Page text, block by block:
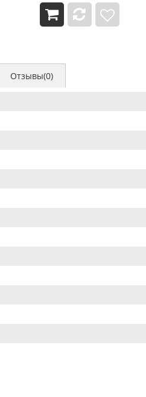
Отзывы(0)